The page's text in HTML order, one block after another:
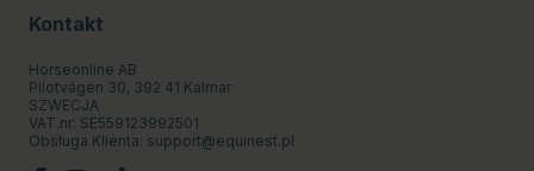
Kontakt
Horseonline AB
Pilotvägen 30, 392 41 Kalmar
SZWECJA
VAT.nr: SE559123992501
Obsługa Klienta: support@equinest.pl